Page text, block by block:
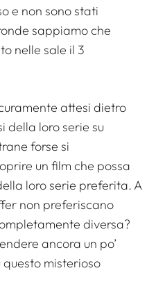
e non sono stati
sappiamo che
nelle sale il 3
attesi dietro
della loro serie su
forse si
un film che possa
loro serie preferita. A
non preferiscano
diversa?
ancora un po’
misterioso